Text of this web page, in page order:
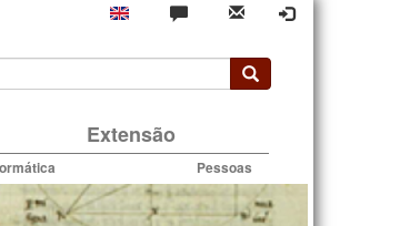
Extensão
Pessoas